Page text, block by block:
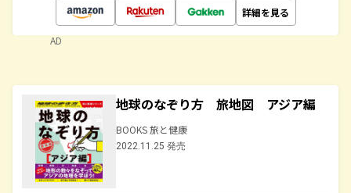
詳細を見る
AD
地球のなぞり方 旅地図 アジア編
BOOKS 旅と健康
2022.11.25 発売